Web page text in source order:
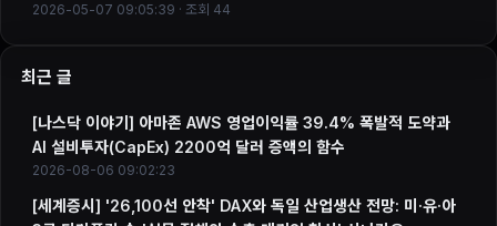
2026-05-07 09:05:39 · 조회 44
최근 글
[나스닥 이야기] 아마존 AWS 영업이익률 39.4% 폭발적 도약과
AI 설비투자(CapEx) 2200억 달러 증액의 함수
2026-08-06 09:02:23
[세계증시] '26,100선 안착' DAX와 독일 산업생산 전망: 미·유·아